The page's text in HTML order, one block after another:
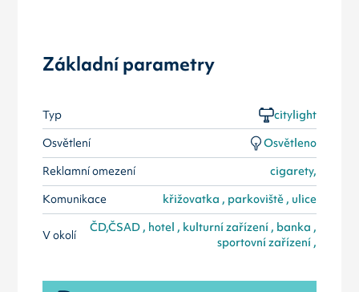
Základní parametry
Typ
citylight
Osvětlení
Osvětleno
Reklamní omezení
cigarety,
Komunikace
křižovatka , parkoviště , ulice
V okolí
ČD,ČSAD , hotel , kulturní zařízení , banka ,
sportovní zařízení ,